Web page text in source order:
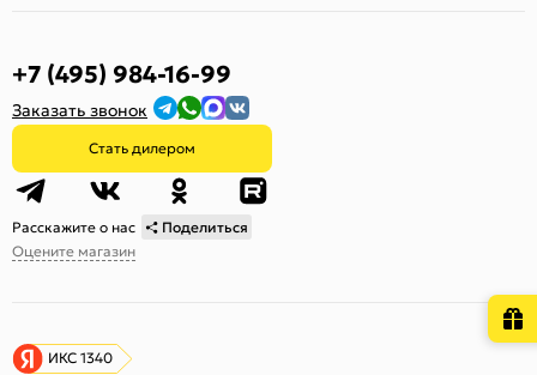
+7 (495) 984-16-99
Заказать звонок
Стать дилером
Расскажите о нас
Поделиться
Оцените магазин
ИКС 1340